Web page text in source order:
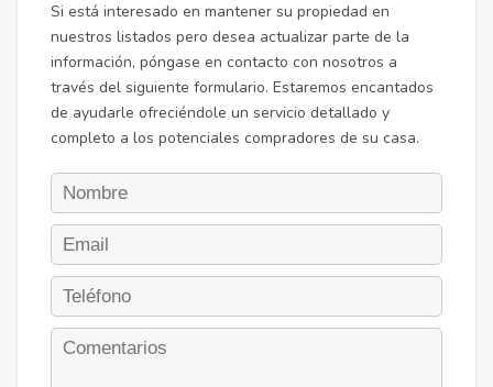
Si está interesado en mantener su propiedad en
nuestros listados pero desea actualizar parte de la
información, póngase en contacto con nosotros a
través del siguiente formulario. Estaremos encantados
de ayudarle ofreciéndole un servicio detallado y
completo a los potenciales compradores de su casa.